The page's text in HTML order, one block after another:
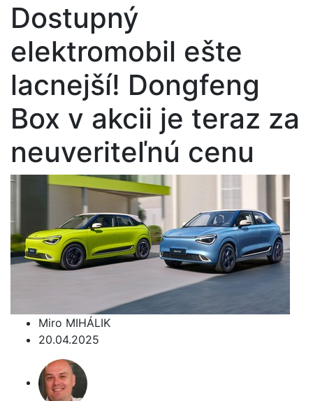
Dostupný
elektromobil ešte
lacnejší! Dongfeng
Box v akcii je teraz za
neuveriteľnú cenu
Miro MIHÁLIK
20.04.2025